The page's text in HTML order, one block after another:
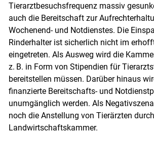
Skip to main
Tierarztbesuchsfrequenz massiv
auch die Bereitschaft zur
Wochenend- und Notdienstes. Die
Rinderhalter ist sicherlich nicht im
eingetreten. Als Ausweg wird die
z. B. in Form von Stipendien für
bereitstellen müssen. Darüber hinaus
finanzierte Bereitschafts- und
unumgänglich werden. Als
noch die Anstellung von Tierärzten
Landwirtschaftskammer.